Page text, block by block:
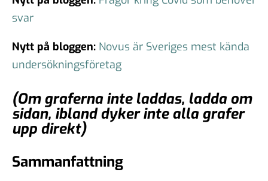
svar
Nytt på bloggen: Novus är Sveriges mest kända
undersökningsföretag
(Om graferna inte laddas, ladda om
sidan, ibland dyker inte alla grafer
upp direkt)
Sammanfattning